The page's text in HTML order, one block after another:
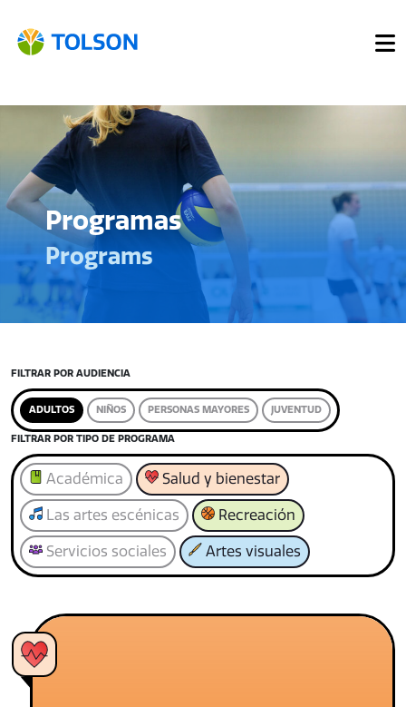
Programas
Programs
FILTRAR POR AUDIENCIA
ADULTOS NIÑOS PERSONAS MAYORES JUVENTUD
FILTRAR POR TIPO DE PROGRAMA
Académica Salud y bienestar
Las artes escénicas Recreación
Servicios sociales Artes visuales